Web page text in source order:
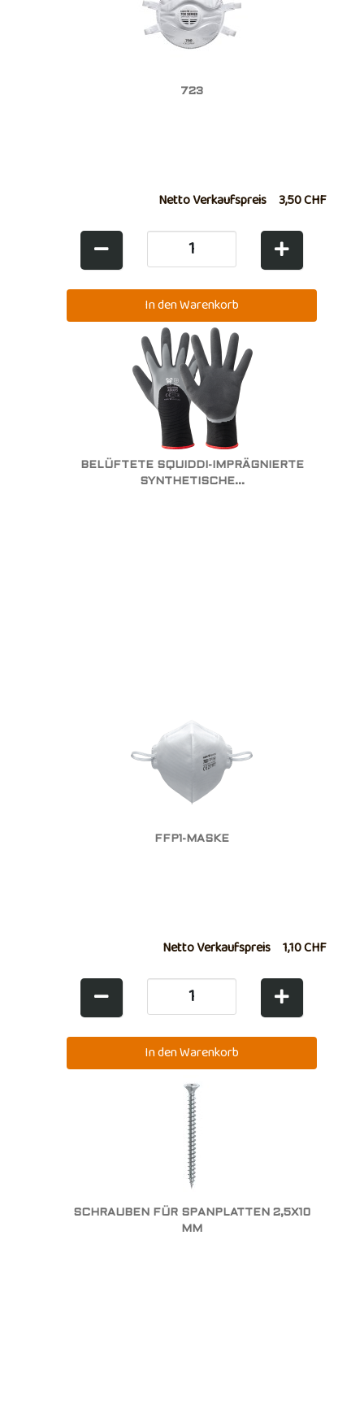
723
Netto Verkaufspreis 3,50 CHF
BELÜFTETE SQUIDDI-IMPRÄGNIERTE
SYNTHETISCHE...
FFP1-MASKE
Netto Verkaufspreis 1,10 CHF
SCHRAUBEN FÜR SPANPLATTEN 2,5X10
MM